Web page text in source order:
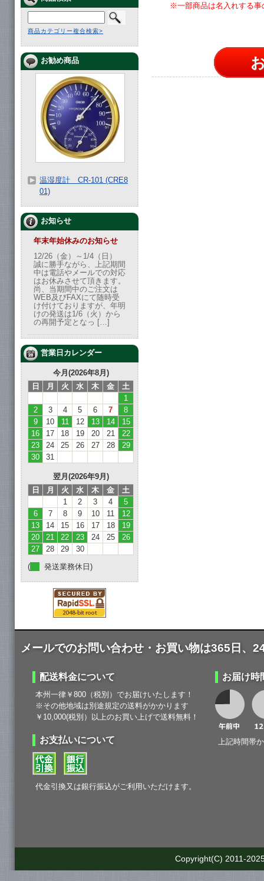
※一部商品は名入れする事
商品カテゴリー複合検索>
お勧め商品
温湿度計 CR-101 (CRE8
01)
お知らせ
年末年始休みのお知らせ
12/26（金）～1/4（日）
誠に勝手ながら、上記期間
中は電話やメールでの対応
はお休みさせて頂きます。
尚、当期間中のご注文は
WEB及びFAXにて随時受
け付けておりますが、年明
けの発送は1/6（火）から
の再開予定となっ […]
営業日カレンダー
今月(2026年8月)
日
月 火 水 木 金
土
1
2
3 4 5 6 7
8
9
10 11 12 13 14
15
16
17 18 19 20 21
22
23
24 25 26 27 28
29
30
31
翌月(2026年9月)
日
月 火 水 木 金
土
1
2 3 4
5
6
7 8 9 10 11
12
13
14 15 16 17 18
19
20
21 22 23 24 25
26
27
28 29
30
(
発送業務休日)
メールでのお問い合わせ・お買い物は365日、
配送料金について
本州一律￥800（税別）でお届けいたします！
※その他地域は別途規定の送料がかかります
￥10,000(税別）以上のお買い上げで送料無料！
お支払いについて
代金引換又は銀行振込がご利用いただけます。
お届け時
上記時間帯
Copyright(C) 2011-